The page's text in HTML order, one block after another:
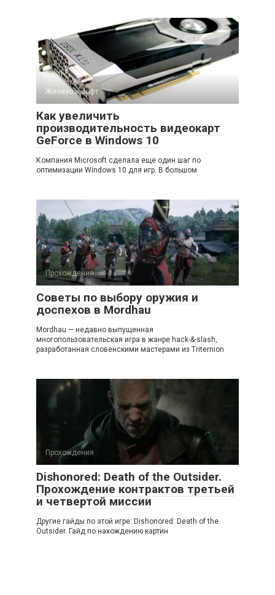
Железо и софт
Как увеличить
производительность видеокарт
GeForce в Windows 10
Компания Microsoft сделала еще один шаг по
оптимизации Windows 10 для игр. В большом
Прохождения
Советы по выбору оружия и
доспехов в Mordhau
Mordhau — недавно выпущенная
многопользовательская игра в жанре hack-&-slash,
разработанная словенскими мастерами из Triternion
Прохождения
Dishonored: Death of the Outsider.
Прохождение контрактов третьей
и четвертой миссии
Другие гайды по этой игре: Dishonored: Death of the
Outsider. Гайд по нахождению картин